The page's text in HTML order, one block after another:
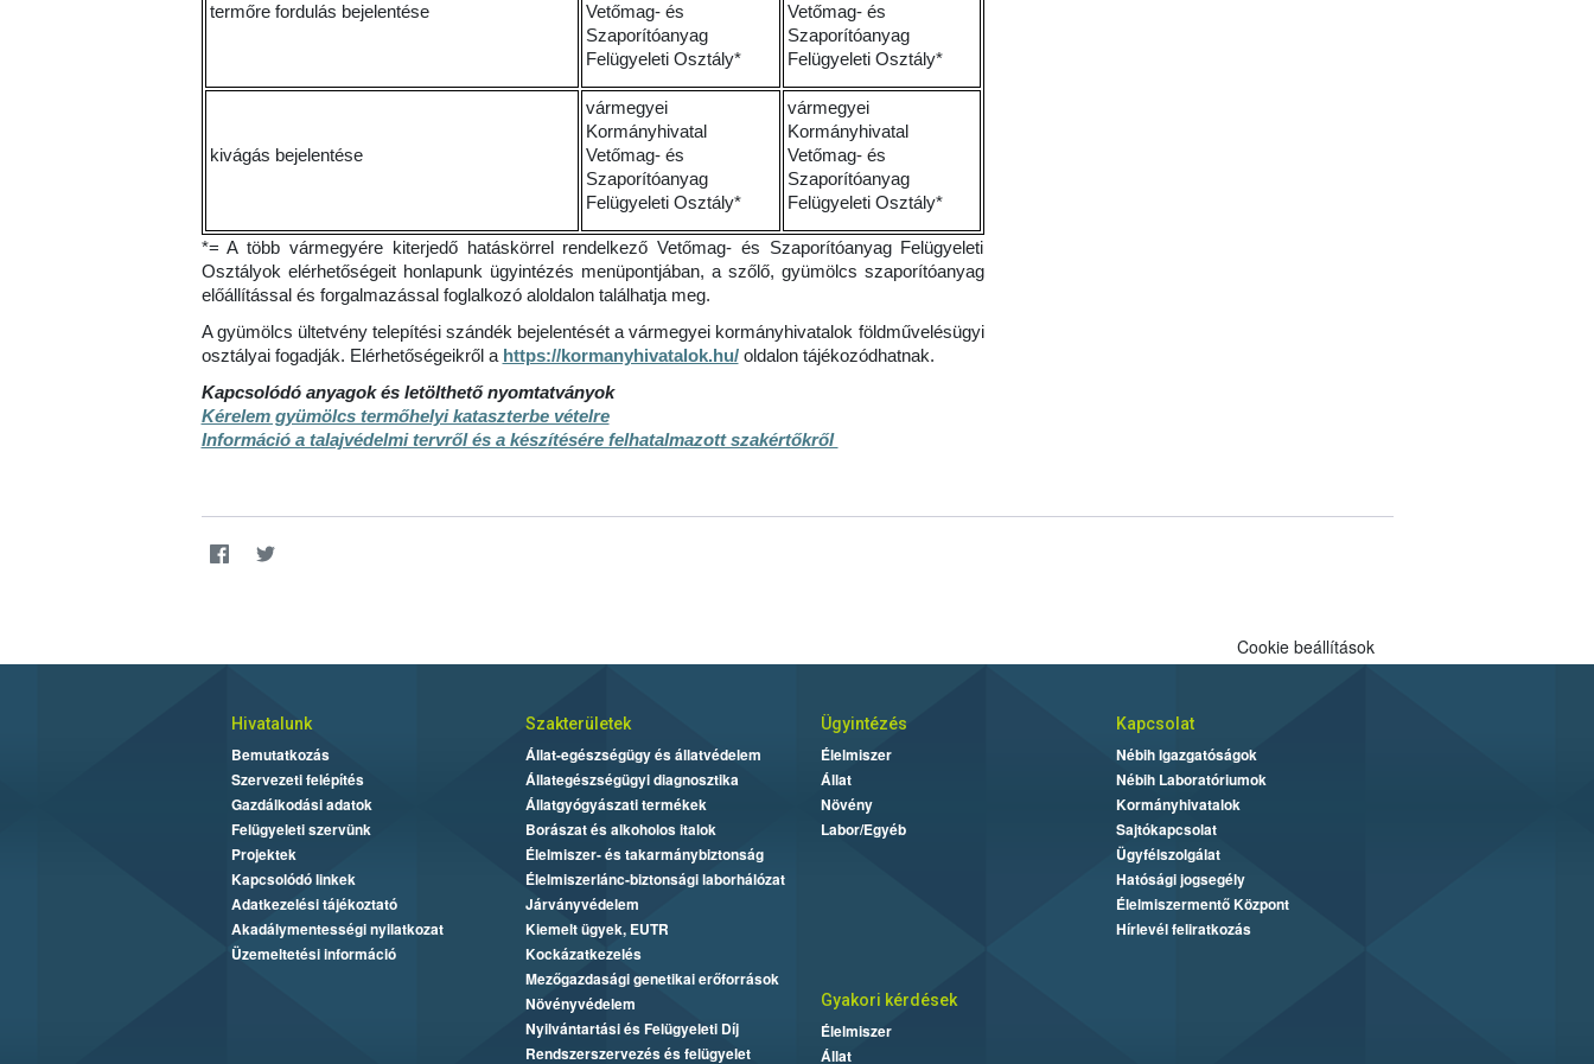
termőre fordulás bejelentése
Vetőmag- és
Szaporítóanyag
Felügyeleti Osztály*
Vetőmag- és
Szaporítóanyag
Felügyeleti Osztály*
kivágás bejelentése
vármegyei
Kormányhivatal
Vetőmag- és
Szaporítóanyag
Felügyeleti Osztály*
vármegyei
Kormányhivatal
Vetőmag- és
Szaporítóanyag
Felügyeleti Osztály*
*= A több vármegyére kiterjedő hatáskörrel rendelkező Vetőmag- és Szaporítóanyag Felügyeleti
Osztályok elérhetőségeit honlapunk ügyintézés menüpontjában, a szőlő, gyümölcs szaporítóanyag
előállítással és forgalmazással foglalkozó aloldalon találhatja meg.
A gyümölcs ültetvény telepítési szándék bejelentését a vármegyei kormányhivatalok földművelésügyi
osztályai fogadják. Elérhetőségeikről a https://kormanyhivatalok.hu/oldalon tájékozódhatnak.
Kapcsolódó anyagok és letölthető nyomtatványok
Kérelem gyümölcs termőhelyi kataszterbe vételre
Információ a talajvédelmi tervről és a készítésére felhatalmazott szakértőkről
Cookie beállítások
Hivatalunk
Bemutatkozás
Szervezeti felépítés
Gazdálkodási adatok
Felügyeleti szervünk
Projektek
Kapcsolódó linkek
Adatkezelési tájékoztató
Akadálymentességi nyilatkozat
Üzemeltetési információ
Szakterületek
Állat-egészségügy és állatvédelem
Állategészségügyi diagnosztika
Állatgyógyászati termékek
Borászat és alkoholos italok
Élelmiszer- és takarmánybiztonság
Élelmiszerlánc-biztonsági laborhálózat
Járványvédelem
Kiemelt ügyek, EUTR
Kockázatkezelés
Mezőgazdasági genetikai erőforrások
Növényvédelem
Nyilvántartási és Felügyeleti Díj
Rendszerszervezés és felügyelet
Ügyintézés
Élelmiszer
Állat
Növény
Labor/Egyéb
Kapcsolat
Nébih Igazgatóságok
Nébih Laboratóriumok
Kormányhivatalok
Sajtókapcsolat
Ügyfélszolgálat
Hatósági jogsegély
Élelmiszermentő Központ
Hírlevél feliratkozás
Gyakori kérdések
Élelmiszer
Állat